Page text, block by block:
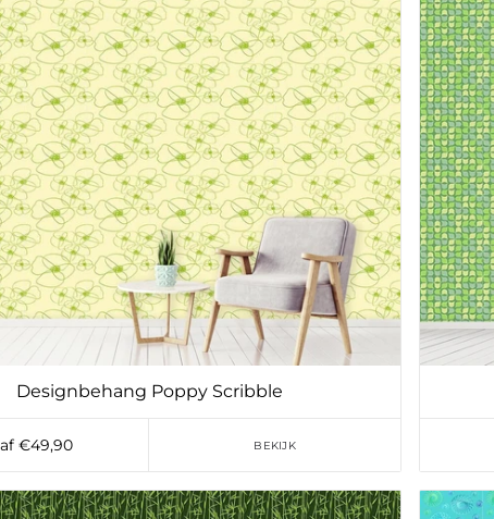
Toevoegen aan verlanglijst
Toevoegen aan verlanglijst
Designbehang Poppy Scribble
€49,90 BEKIJK